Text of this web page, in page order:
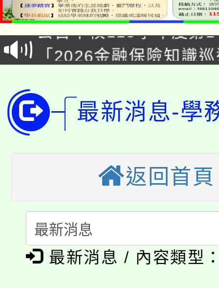
公告本校115學年度第
代理(課)教師甄選結果
「2026金融保險知識
生本土語及新住民語歌
公告本校115學年度第
代理(課)教師甄選結果(
公告本校115學年度第
代理(課)教師甄選結果(
《TA101》溝通分析基
程，歡迎學生輔導中心
心理、諮商輔導、社會
系所師生報名參加。
轉知苗栗縣政府辦理
縣市「校園短影音徵選
門員」簡章及活動海報
踴躍報名參加。
要點
「桃園市補助參觀特色
展演活動實施計畫」
淨零綠領人才培育課程
公告本校115學年度第
最新消息-學
返回首頁
最新消息 / 內容類型